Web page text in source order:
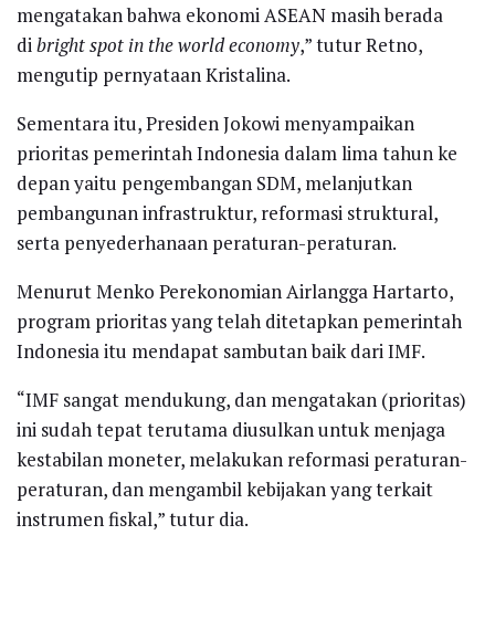
mengatakan bahwa ekonomi ASEAN masih berada
dibright spot in the world economy,” tutur Retno,
mengutip pernyataan Kristalina.
Sementara itu, Presiden Jokowi menyampaikan
prioritas pemerintah Indonesia dalam lima tahun ke
depan yaitu pengembangan SDM, melanjutkan
pembangunan infrastruktur, reformasi struktural,
serta penyederhanaan peraturan-peraturan.
Menurut Menko Perekonomian Airlangga Hartarto,
program prioritas yang telah ditetapkan pemerintah
Indonesia itu mendapat sambutan baik dari IMF.
“IMF sangat mendukung, dan mengatakan (prioritas)
ini sudah tepat terutama diusulkan untuk menjaga
kestabilan moneter, melakukan reformasi peraturan-
peraturan, dan mengambil kebijakan yang terkait
instrumen fiskal,” tutur dia.